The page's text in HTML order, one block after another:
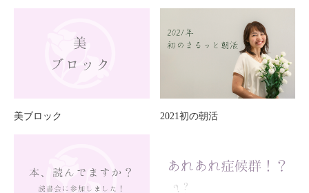
美ブロック 2021初の朝活